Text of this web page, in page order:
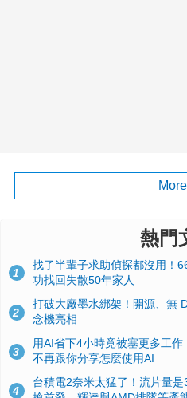
熱門
1
找了半輩子求助偵探都沒用！
功找回失散50年家人
2
打破大廠墨水綁架！開源、無
念機亮相
3
用AI省下4小時竟被塞更多工
不再跟你分享怎麼使用AI
4
台積電2奈米太猛了！流片量